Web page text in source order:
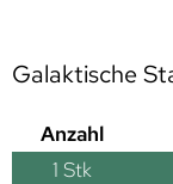
Galaktische
Anzahl
1 Stk